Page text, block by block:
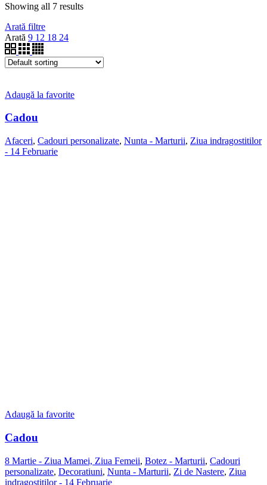
Showing all 7 results
Arată filtre
Arată 9 12 18 24
Adaugă la favorite
Cadou
Afaceri, Cadouri personalizate, Nunta - Marturii, Ziua indragostitilor
- 14 Februarie
Adaugă la favorite
Cadou
8 Martie - Ziua Mamei, Ziua Femeii, Botez - Marturii, Cadouri
personalizate, Decoratiuni, Nunta - Marturii, Zi de Nastere, Ziua
indragostitilor - 14 Februarie